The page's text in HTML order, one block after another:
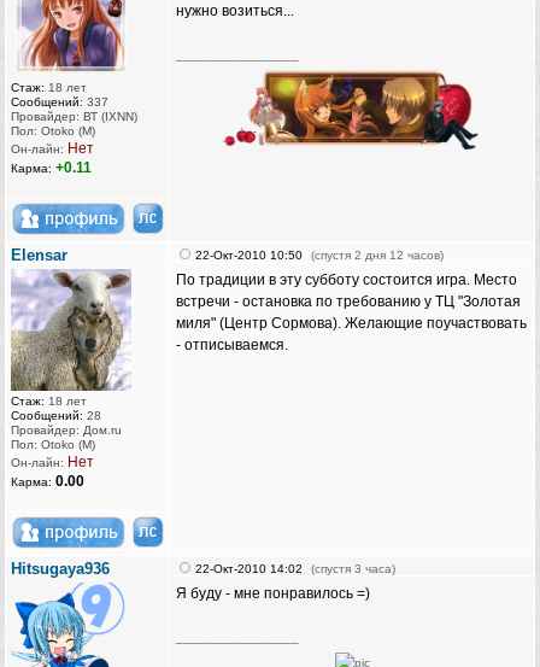
Стаж: 18 лет
Сообщений: 337
Провайдер: ВТ (IXNN)
Пол: Otoko (M)
Он-лайн: Нет
Карма: +0.11
нужно возиться...
Elensar
Стаж: 18 лет
Сообщений: 28
Провайдер: Дом.ru
Пол: Otoko (M)
Он-лайн: Нет
Карма: 0.00
22-Окт-2010 10:50 (спустя 2 дня 12 часов)
По традиции в эту субботу состоится игра. Место
встречи - остановка по требованию у ТЦ "Золотая
миля" (Центр Сормова). Желающие поучаствовать
- отписываемся.
Hitsugaya936 22-Окт-2010 14:02 (спустя 3 часа)
Я буду - мне понравилось =)